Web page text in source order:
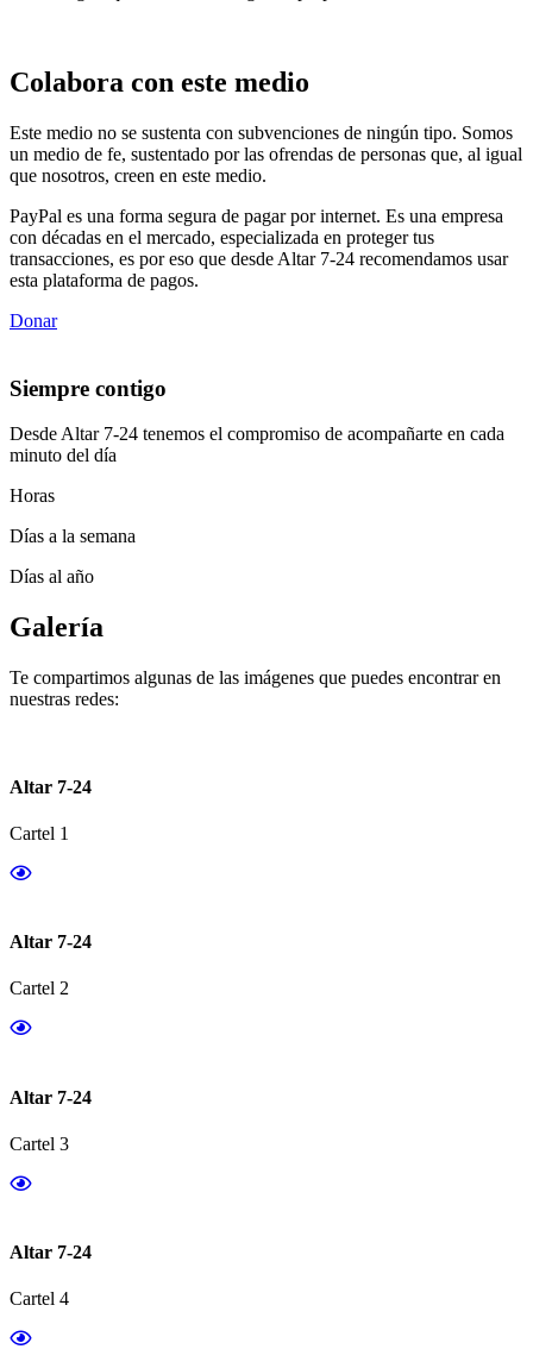
Colabora con este medio
Este medio no se sustenta con subvenciones de ningún tipo. Somos
un medio de fe, sustentado por las ofrendas de personas que, al igual
que nosotros, creen en este medio.
PayPal es una forma segura de pagar por internet. Es una empresa
con décadas en el mercado, especializada en proteger tus
transacciones, es por eso que desde Altar 7-24 recomendamos usar
esta plataforma de pagos.
Donar
Siempre contigo
Desde Altar 7-24 tenemos el compromiso de acompañarte en cada
minuto del día
Horas
Días a la semana
Días al año
Galería
Te compartimos algunas de las imágenes que puedes encontrar en
nuestras redes:
Altar 7-24
Cartel 1
Altar 7-24
Cartel 2
Altar 7-24
Cartel 3
Altar 7-24
Cartel 4